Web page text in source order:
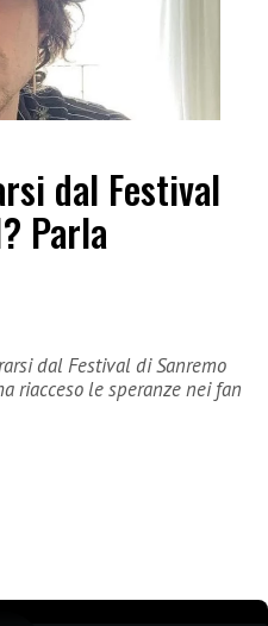
dal Festival
Parla
dal Festival di Sanremo
riacceso le speranze nei fan